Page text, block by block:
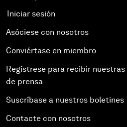
Iniciar sesión
Asóciese con nosotros
Conviértase en miembro
Regístrese para recibir
de prensa
Suscríbase a nuestros boletines
Contacte con nosotros